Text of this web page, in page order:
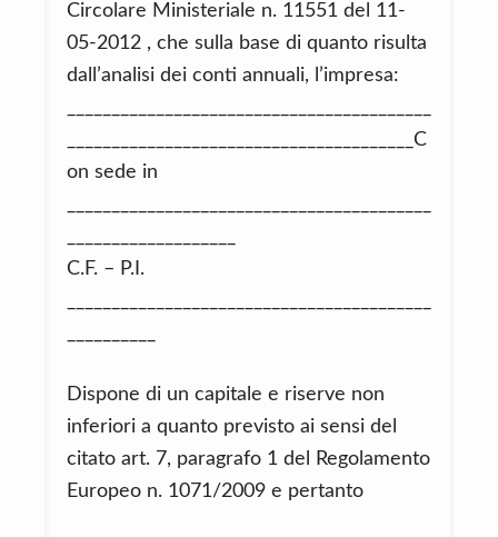
Circolare Ministeriale n. 11551 del 11-
05-2012 , che sulla base di quanto risulta
dall’analisi dei conti annuali, l’impresa:
_______________________________________C
on sede in
C.F. – P.I.
Dispone di un capitale e riserve non
inferiori a quanto previsto ai sensi del
citato art. 7, paragrafo 1 del Regolamento
Europeo n. 1071/2009 e pertanto